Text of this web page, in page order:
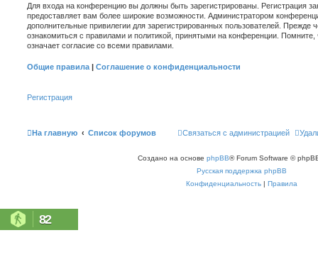
Для входа на конференцию вы должны быть зарегистрированы. Регистрация
предоставляет вам более широкие возможности. Администратором
дополнительные привилегии для зарегистрированных пользователей. Прежде
ознакомиться с правилами и политикой, принятыми на конференции.
означает согласие со всеми правилами.
Общие правила | Соглашение о конфиденциальности
Регистрация
На главную Список форумов Связаться с администрацией
Создано на основе phpBB® Forum Software ©
Русская поддержка phpBB
Конфиденциальность | Правила
82